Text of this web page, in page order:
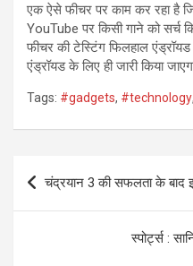
एक ऐसे फीचर पर काम कर रहा है
YouTube पर किसी गाने को सर्च
फीचर की टेस्टिंग फिलहाल
एंड्रॉयड के लिए ही जारी किया
Tags: #gadgets, #technology,
Post
navigation
चंद्रयान 3 की सफलता के बाद
स्पोर्ट्स :